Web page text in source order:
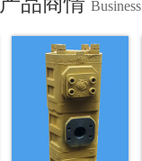
Business